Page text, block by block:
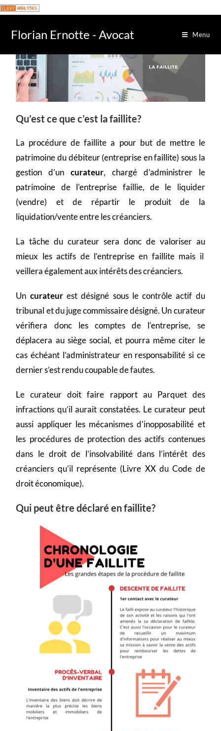
Florian Ernotte - Avocat Menu
Qu’est ce que c’est la faillite?
La procédure de faillite a pour but de mettre le
patrimoine du débiteur (entreprise en faillite) sous la
gestion d’uncurateur, chargé d’administrer le
patrimoine de l’entreprise faillie, de le liquider
(vendre) et de répartir le produit de la
liquidation/vente entre les créanciers.
La tâche du curateur sera donc de valoriser au
mieux les actifs de l’entreprise en faillite mais il
veillera également aux intérêts des créanciers.
Un curateur est désigné sous le contrôle actif du
tribunal et du juge commissaire désigné. Un curateur
vérifiera donc les comptes de l’entreprise, se
déplacera au siège social, et pourra même citer le
cas échéant l’administrateur en responsabilité si ce
dernier s’est rendu coupable de fautes.
Le curateur doit faire rapport au Parquet des
infractions qu’il aurait constatées. Le curateur peut
aussi appliquer les mécanismes d’inopposabilité et
les procédures de protection des actifs contenues
dans le droit de l’insolvabilité dans l’intérêt des
créanciers qu’il représente (Livre XX du Code de
droit économique).
Qui peut être déclaré en faillite?